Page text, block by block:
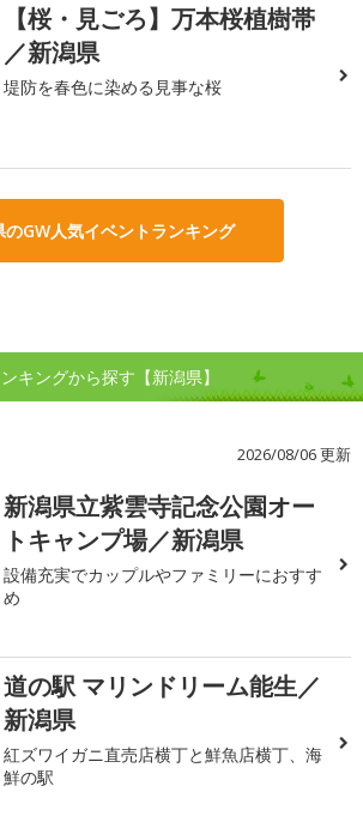
【桜・見ごろ】万本桜植樹帯
／新潟県
堤防を春色に染める見事な桜
のGW人気イベントランキング
キングから探す【新潟県】
2026/08/06 更新
新潟県立紫雲寺記念公園オー
トキャンプ場／新潟県
設備充実でカップルやファミリーにおすす
め
道の駅 マリンドリーム能生／
新潟県
紅ズワイガニ直売店横丁と鮮魚店横丁、海
鮮の駅